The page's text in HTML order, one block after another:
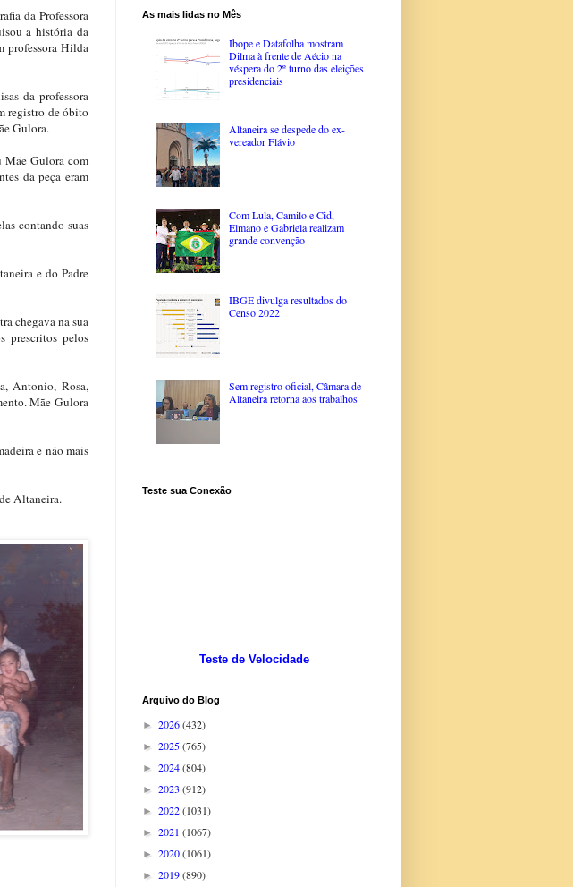
da Professora
a história da
professora Hilda
da professora
registro de óbito
Gulora.
Mãe Guloracom
da peça eram
contando suas
e do Padre
chegava na sua
prescritos pelos
Antonio, Rosa,
Mãe Gulora
e não mais
Altaneira.
As mais lidas no Mês
Ibope e Datafolha mostram
Dilma à frente de Aécio na
véspera do 2º turno das eleições
presidenciais
Altaneira se despede do ex-
vereador Flávio
Com Lula, Camilo e Cid,
Elmano e Gabriela realizam
grande convenção
IBGE divulga resultados do
Censo 2022
Sem registro oficial, Câmara de
Altaneira retorna aos trabalhos
Teste sua Conexão
Teste de Velocidade
Arquivo do Blog
► 2026(432)
► 2025(765)
► 2024(804)
► 2023 (912)
► 2022(1031)
► 2021 (1067)
► 2020(1061)
► 2019(890)